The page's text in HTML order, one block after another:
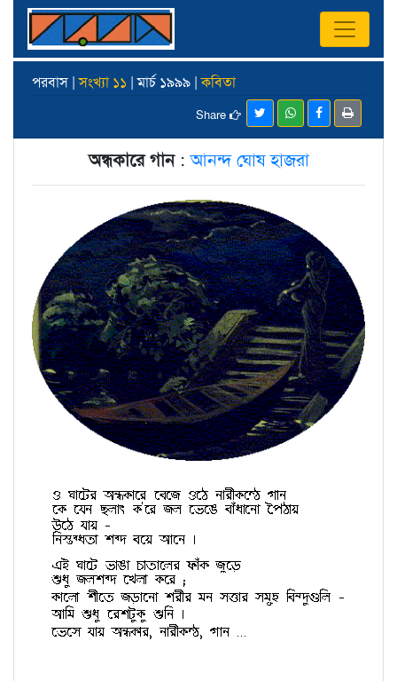
পরবাস |সংখ্যা ১১ | মার্চ ১৯৯৯ |কবিতা
Share
অন্ধকারে গান:আনন্দ ঘোষ হাজরা